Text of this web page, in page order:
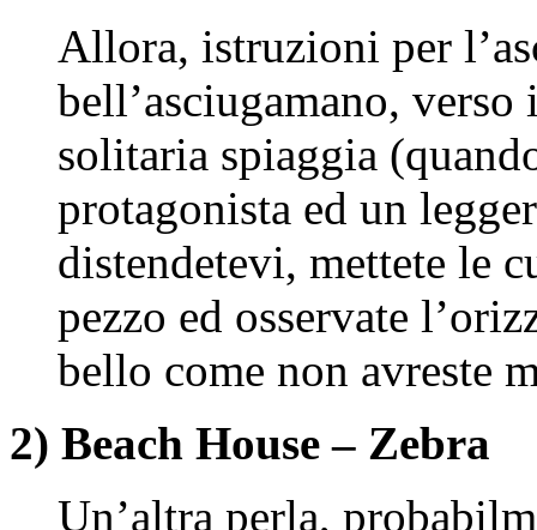
Allora, istruzioni per
bell’asciugamano,
solitaria spiaggia
protagonista ed un
distendetevi, mettete le
pezzo ed osservate
bello come non avreste
2) Beach House – Zebra
Un’altra perla,